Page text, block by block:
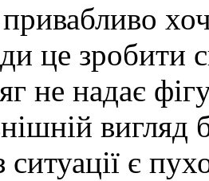
це зробити
не надає
є